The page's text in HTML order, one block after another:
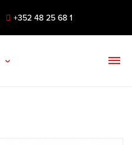
+352 48 25 68 1